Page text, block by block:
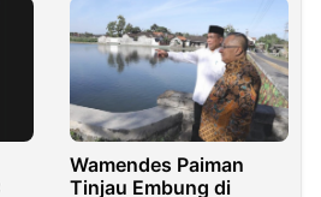
Wamendes Paiman
Tinjau Embung di